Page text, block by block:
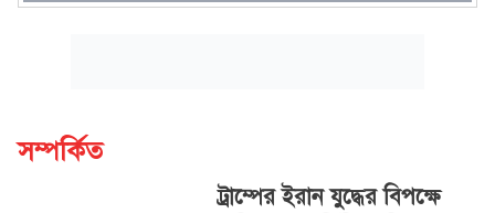
সম্পর্কিত
ট্রাম্পের ইরান যুদ্ধের বিপক্ষে